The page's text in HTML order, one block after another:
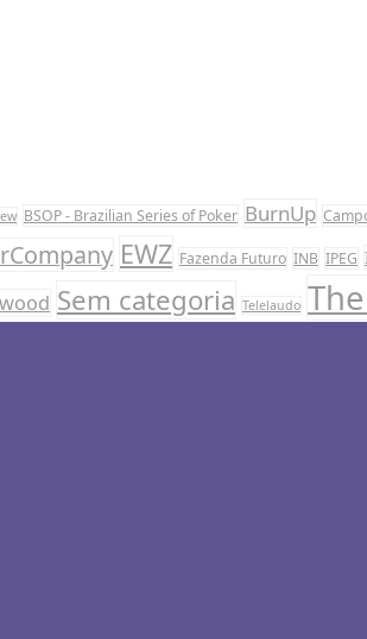
BSOP - Brazilian Series of Poker BurnUp
EWZ Fazenda Futuro INB IPEG
Sem categoria Telelaudo